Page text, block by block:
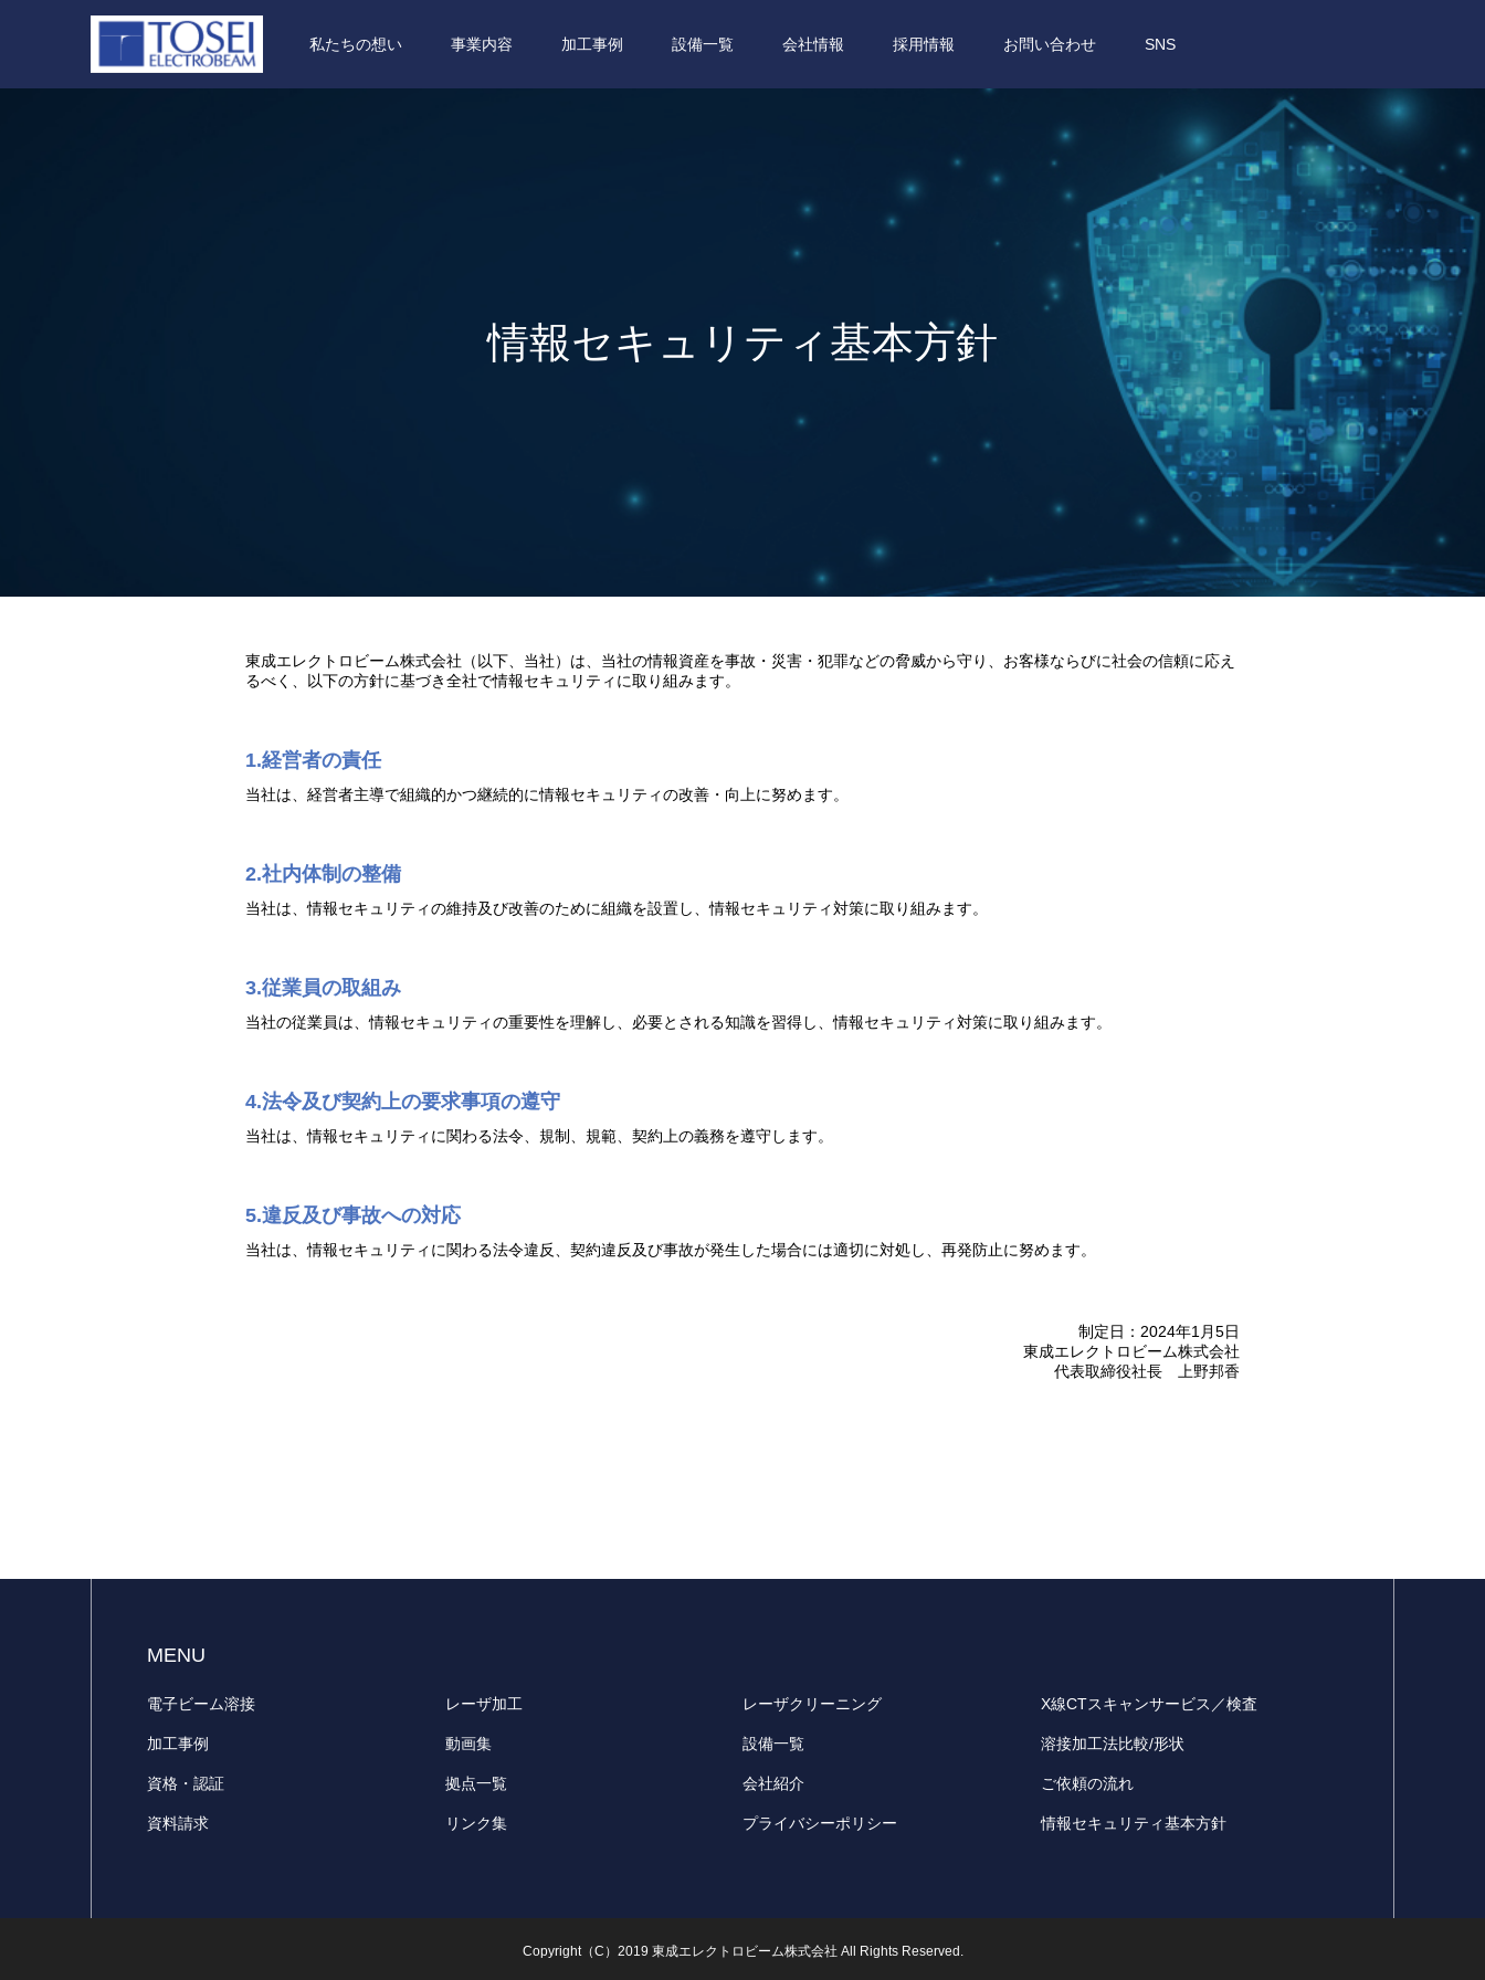
私たちの想い 事業内容 加工事例 設備一覧 会社情報 採用情報 お問い合わせ SNS
情報セキュリティ基本方針
東成エレクトロビーム株式会社（以下、当社）は、当社の情報資産を事故・災害・犯罪などの脅威から守り、お客様ならびに社会の信頼に応え
るべく、以下の方針に基づき全社で情報セキュリティに取り組みます。
1.経営者の責任
当社は、経営者主導で組織的かつ継続的に情報セキュリティの改善・向上に努めます。
2.社内体制の整備
当社は、情報セキュリティの維持及び改善のために組織を設置し、情報セキュリティ対策に取り組みます。
3.従業員の取組み
当社の従業員は、情報セキュリティの重要性を理解し、必要とされる知識を習得し、情報セキュリティ対策に取り組みます。
4.法令及び契約上の要求事項の遵守
当社は、情報セキュリティに関わる法令、規制、規範、契約上の義務を遵守します。
5.違反及び事故への対応
当社は、情報セキュリティに関わる法令違反、契約違反及び事故が発生した場合には適切に対処し、再発防止に努めます。
制定日：2024年1月5日
東成エレクトロビーム株式会社
代表取締役社長 上野邦香
MENU
電子ビーム溶接 レーザ加工 レーザクリーニング X線CTスキャンサービス／検査
加工事例 動画集 設備一覧 溶接加工法比較/形状
資格・認証 拠点一覧 会社紹介 ご依頼の流れ
資料請求 リンク集 プライバシーポリシー 情報セキュリティ基本方針
Copyright（C）2019 東成エレクトロビーム株式会社 All Rights Reserved.